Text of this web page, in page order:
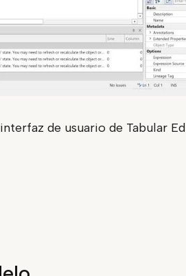
de usuario de Tabular